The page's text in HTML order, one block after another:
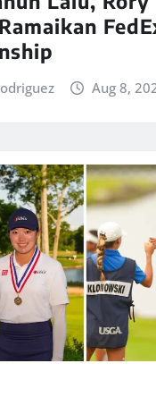
Aug 8,